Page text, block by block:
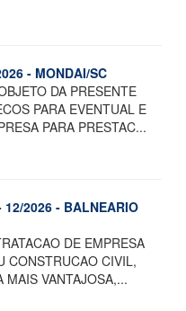
- MONDAI/SC
DA PRESENTE
PARA EVENTUAL E
PARA PRESTAC...
12/2026 - BALNEARIO
DE EMPRESA
CONSTRUCAO CIVIL,
MAIS VANTAJOSA,...